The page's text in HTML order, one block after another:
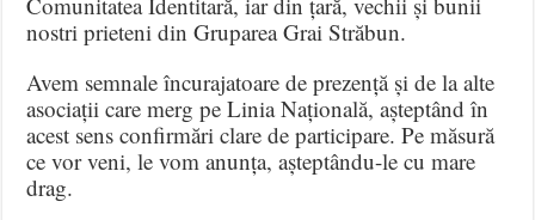
nostri prieteni din Gruparea Grai Străbun.
Avem semnale încurajatoare de prezență și de la alte
asociații care merg pe Linia Națională, așteptând în
acest sens confirmări clare de participare. Pe măsură
ce vor veni, le vom anunța, așteptându-le cu mare
drag.